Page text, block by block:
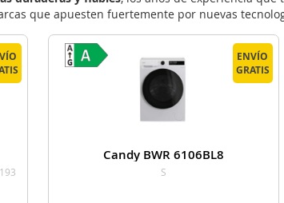
que apuesten fuertemente por nuevas
ENVÍO
GRATIS
Candy BWR 6106BL8
S